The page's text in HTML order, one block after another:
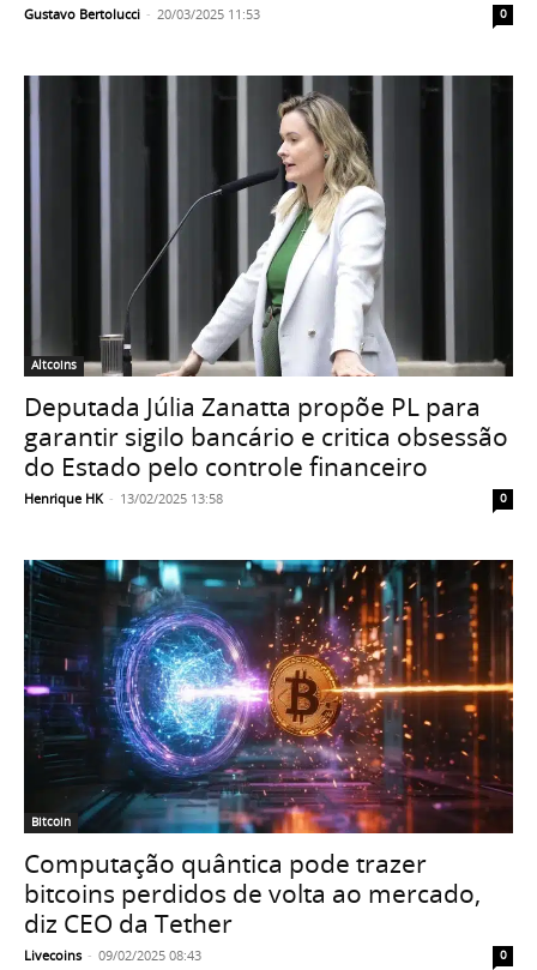
Gustavo Bertolucci - 20/03/2025 11:53 0
Altcoins
Deputada Júlia Zanatta propõe PL para
garantir sigilo bancário e critica obsessão
do Estado pelo controle financeiro
Henrique HK - 13/02/2025 13:58 0
Bitcoin
Computação quântica pode trazer
bitcoins perdidos de volta ao mercado,
diz CEO da Tether
Livecoins - 09/02/2025 08:43 0